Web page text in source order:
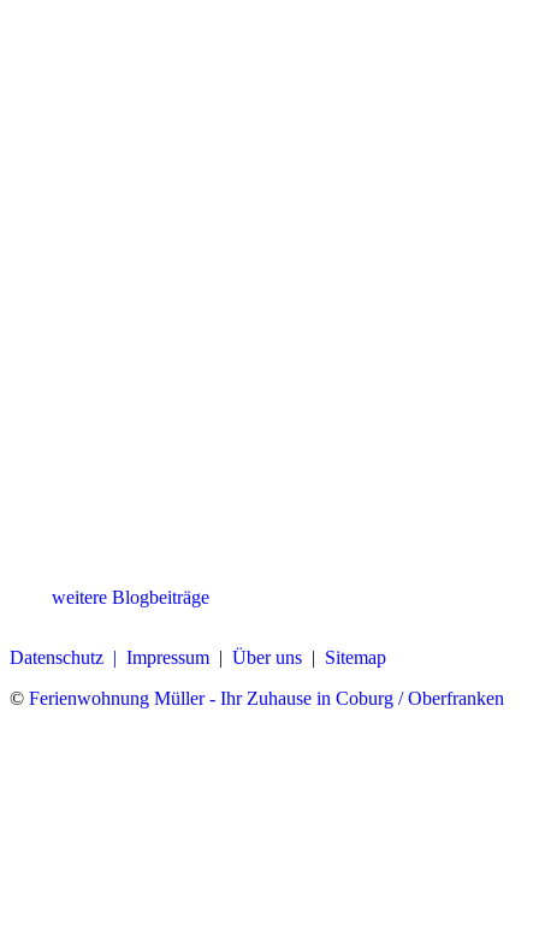
weitere Blogbeiträge
Datenschutz | Impressum | Über uns | Sitemap
© Ferienwohnung Müller - Ihr Zuhause in Coburg / Oberfranken